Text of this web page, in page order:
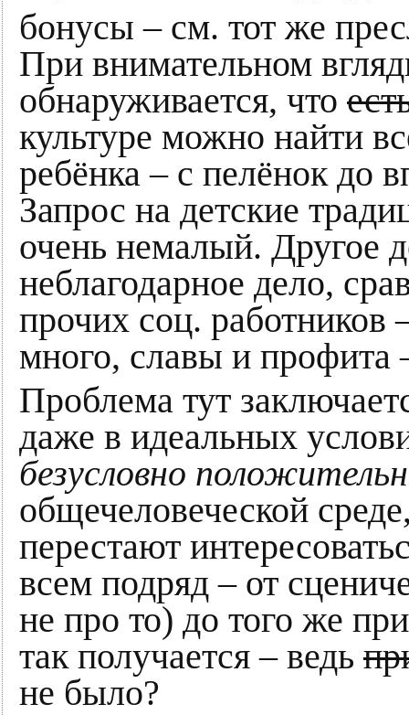
бонусы – см. тот же
При внимательном
обнаруживается, что
культуре можно найти
ребёнка – с пелёнок до
Запрос на детские
очень немалый. Другое
неблагодарное дело,
прочих соц. работников
много, славы и профита
Проблема тут
даже в идеальных
безусловно
общечеловеческой
перестают
всем подряд – от
не про то) до того же
так получается – ведь
не было?